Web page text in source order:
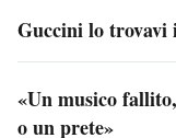
Guccini lo trovavi
«Un musico
o un prete»